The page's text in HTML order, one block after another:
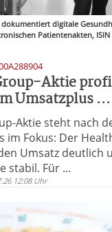
digitale
Patientenakten, ISIN
Aktie
Umsatzplus ...
Aktie steht nach
im Fokus: Der
Umsatz deutlich
stabil. Für ...
12:08 Uhr